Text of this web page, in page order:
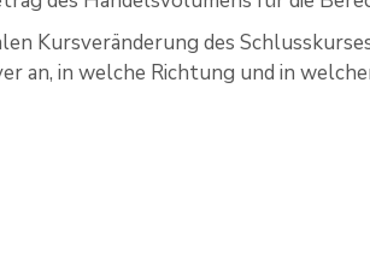
Kursveränderung des
an, in welche Richtung und in